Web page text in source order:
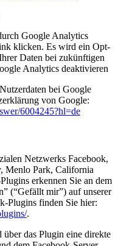
Google Analytics
klicken. Es wird ein Opt-
Daten bei zukünftigen
Analytics deaktivieren
bei Google
von Google:
6004245?hl=de
Netzwerks Facebook,
Menlo Park, California
erkennen Sie an dem
(“Gefällt mir”) auf unserer
Plugins finden Sie hier:
.
über das Plugin eine direkte